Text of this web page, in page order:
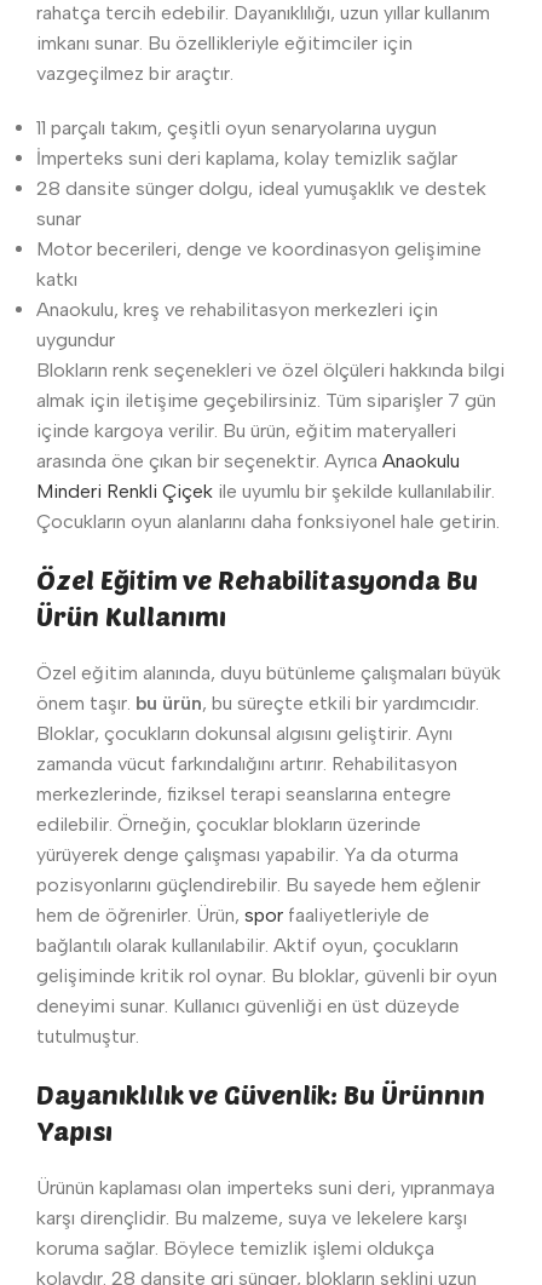
rahatça tercih edebilir. Dayanıklılığı, uzun yıllar kullanım
imkanı sunar. Bu özellikleriyle eğitimciler için
vazgeçilmez bir araçtır.
11 parçalı takım, çeşitli oyun senaryolarına uygun
İmperteks suni deri kaplama, kolay temizlik sağlar
28 dansite sünger dolgu, ideal yumuşaklık ve destek
sunar
Motor becerileri, denge ve koordinasyon gelişimine
katkı
Anaokulu, kreş ve rehabilitasyon merkezleri için
uygundur
Blokların renk seçenekleri ve özel ölçüleri hakkında bilgi
almak için iletişime geçebilirsiniz. Tüm siparişler 7 gün
içinde kargoya verilir. Bu ürün, eğitim materyalleri
arasında öne çıkan bir seçenektir. Ayrıca Anaokulu
Minderi Renkli Çiçek ile uyumlu bir şekilde kullanılabilir.
Çocukların oyun alanlarını daha fonksiyonel hale getirin.
Özel Eğitim ve Rehabilitasyonda Bu
Ürün Kullanımı
Özel eğitim alanında, duyu bütünleme çalışmaları büyük
önem taşır. bu ürün, bu süreçte etkili bir yardımcıdır.
Bloklar, çocukların dokunsal algısını geliştirir. Aynı
zamanda vücut farkındalığını artırır. Rehabilitasyon
merkezlerinde, fiziksel terapi seanslarına entegre
edilebilir. Örneğin, çocuklar blokların üzerinde
yürüyerek denge çalışması yapabilir. Ya da oturma
pozisyonlarını güçlendirebilir. Bu sayede hem eğlenir
hem de öğrenirler. Ürün, spor faaliyetleriyle de
bağlantılı olarak kullanılabilir. Aktif oyun, çocukların
gelişiminde kritik rol oynar. Bu bloklar, güvenli bir oyun
deneyimi sunar. Kullanıcı güvenliği en üst düzeyde
tutulmuştur.
Dayanıklılık ve Güvenlik: Bu Ürünnın
Yapısı
Ürünün kaplaması olan imperteks suni deri, yıpranmaya
karşı dirençlidir. Bu malzeme, suya ve lekelere karşı
koruma sağlar. Böylece temizlik işlemi oldukça
kolaydır. 28 dansite gri sünger, blokların şeklini uzun